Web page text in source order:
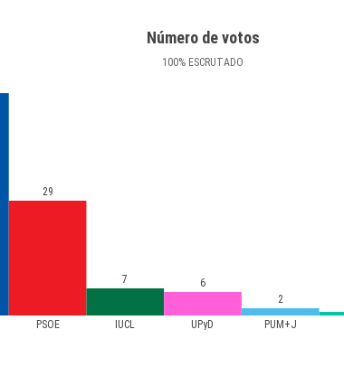
Número de votos
100% ESCRUTADO
PSOE IUCL UPyD PUM+J
29
7
6
2